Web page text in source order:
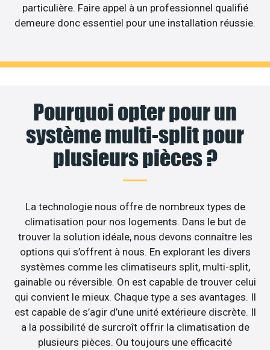
particulière. Faire appel à un professionnel qualifié
demeure donc essentiel pour une installation réussie.
Pourquoi opter pour un
système multi-split pour
plusieurs pièces ?
La technologie nous offre de nombreux types de
climatisation pour nos logements. Dans le but de
trouver la solution idéale, nous devons connaître les
options qui s’offrent à nous. En explorant les divers
systèmes comme les climatiseurs split, multi-split,
gainable ou réversible. On est capable de trouver celui
qui convient le mieux. Chaque type a ses avantages. Il
est capable de s’agir d’une unité extérieure discrète. Il
a la possibilité de surcroît offrir la climatisation de
plusieurs pièces. Ou toujours une efficacité